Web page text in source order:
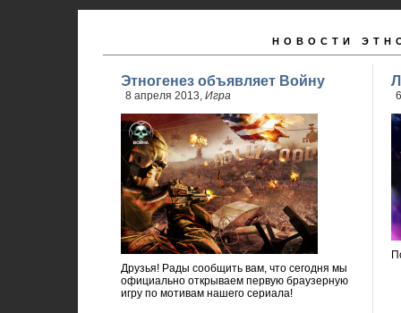
НОВОСТИ
Этногенез объявляет Войну
8 апреля 2013, Игра
Друзья! Рады сообщить вам, что сегодня мы
официально открываем первую браузерную
игру по мотивам нашего сериала!